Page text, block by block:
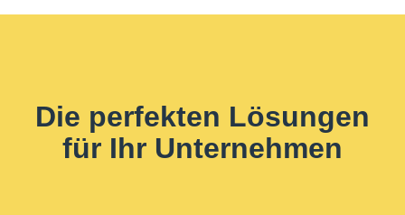
Die perfekten Lösungen
für Ihr Unternehmen